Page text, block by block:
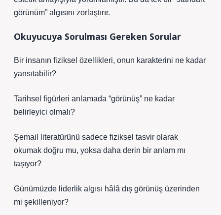
görünüm” algısını zorlaştırır.
Okuyucuya Sorulması Gereken Sorular
Bir insanın fiziksel özellikleri, onun karakterini ne kadar
yansıtabilir?
Tarihsel figürleri anlamada “görünüş” ne kadar
belirleyici olmalı?
Şemail literatürünü sadece fiziksel tasvir olarak
okumak doğru mu, yoksa daha derin bir anlam mı
taşıyor?
Günümüzde liderlik algısı hâlâ dış görünüş üzerinden
mi şekilleniyor?